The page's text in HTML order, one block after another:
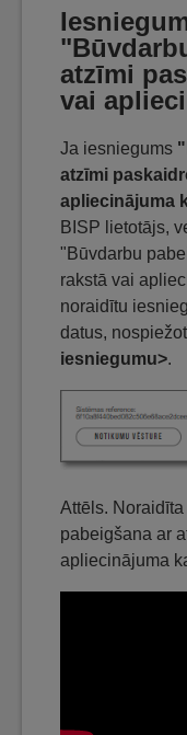
atzīmi
vai
Ja iesniegums
atzīmi
apliecinājuma
BISP lietotājs,
"Būvdarbu
rakstā vai
noraidītu
datus, nospiežot
iesniegumu>.
Attēls.
pabeigšana ar
apliecinājuma